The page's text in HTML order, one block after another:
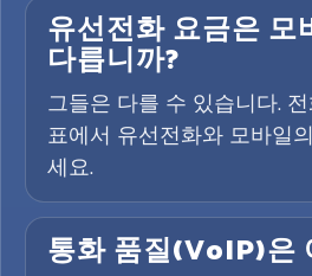
유선전화 요금은 모
다릅니까?
그들은 다를 수 있습니다.
표에서 유선전화와 모바일
세요.
통화 품질(VoIP)은